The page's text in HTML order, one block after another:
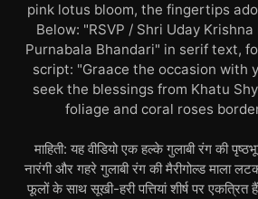
pink lotus bloom, the fingertips
Below: "RSVP / Shri Uday
Purnabala Bhandari" in serif text,
script: "Graace the occasion with
seek the blessings from Khatu
foliage and coral roses
माहिती: यह वीडियो एक हल्के गुलाबी रंग की
नारंगी और गहरे गुलाबी रंग की मैरीगोल्ड माला
फूलों के साथ सूखी-हरी पत्तियां शीर्ष पर